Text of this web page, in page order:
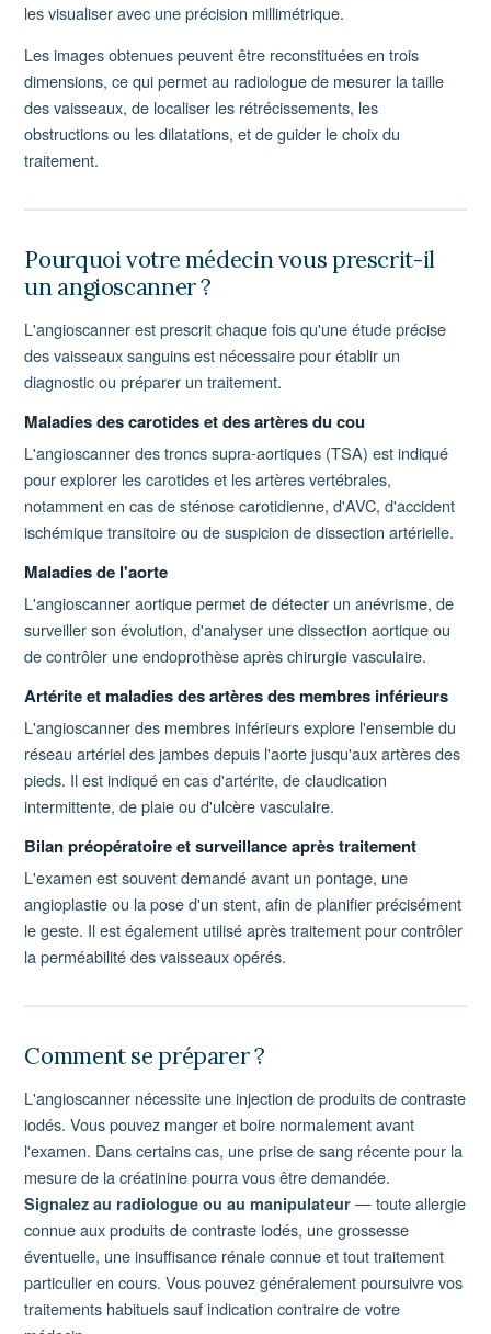
les visualiser avec une précision millimétrique.
Les images obtenues peuvent être reconstituées en trois
dimensions, ce qui permet au radiologue de mesurer la taille
des vaisseaux, de localiser les rétrécissements, les
obstructions ou les dilatations, et de guider le choix du
traitement.
Pourquoi votre médecin vous prescrit-il
un angioscanner ?
L'angioscanner est prescrit chaque fois qu'une étude précise
des vaisseaux sanguins est nécessaire pour établir un
diagnostic ou préparer un traitement.
Maladies des carotides et des artères du cou
L'angioscanner des troncs supra-aortiques (TSA) est indiqué
pour explorer les carotides et les artères vertébrales,
notamment en cas de sténose carotidienne, d'AVC, d'accident
ischémique transitoire ou de suspicion de dissection artérielle.
Maladies de l'aorte
L'angioscanner aortique permet de détecter un anévrisme, de
surveiller son évolution, d'analyser une dissection aortique ou
de contrôler une endoprothèse après chirurgie vasculaire.
Artérite et maladies des artères des membres inférieurs
L'angioscanner des membres inférieurs explore l'ensemble du
réseau artériel des jambes depuis l'aorte jusqu'aux artères des
pieds. Il est indiqué en cas d'artérite, de claudication
intermittente, de plaie ou d'ulcère vasculaire.
Bilan préopératoire et surveillance après traitement
L'examen est souvent demandé avant un pontage, une
angioplastie ou la pose d'un stent, afin de planifier précisément
le geste. Il est également utilisé après traitement pour contrôler
la perméabilité des vaisseaux opérés.
Comment se préparer ?
L'angioscanner nécessite une injection de produits de contraste
iodés. Vous pouvez manger et boire normalement avant
l'examen. Dans certains cas, une prise de sang récente pour la
mesure de la créatinine pourra vous être demandée.
Signalez au radiologue ou au manipulateur — toute allergie
connue aux produits de contraste iodés, une grossesse
éventuelle, une insuffisance rénale connue et tout traitement
particulier en cours. Vous pouvez généralement poursuivre vos
traitements habituels sauf indication contraire de votre